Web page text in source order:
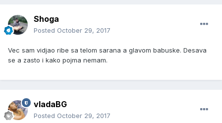
Shoga
Posted October 29, 2017
Vec sam vidjao ribe sa telom sarana a glavom babuske. Desava
se a zasto i kako pojma nemam.
vladaBG
Posted October 29, 2017